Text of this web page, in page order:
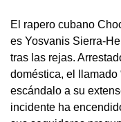
El rapero cubano
es Yosvanis Sierra-
tras las rejas.
doméstica, el llamado
escándalo a su
incidente ha